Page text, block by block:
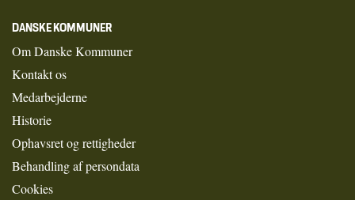
DANSKE KOMMUNER
Om Danske Kommuner
Kontakt os
Medarbejderne
Historie
Ophavsret og rettigheder
Behandling af persondata
Cookies